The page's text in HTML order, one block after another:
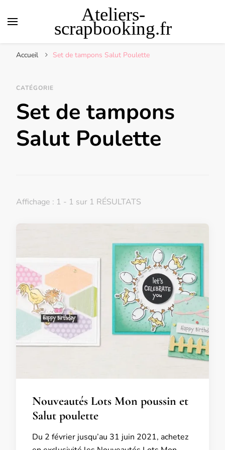
Ateliers-
scrapbooking.fr
Accueil Set de tampons Salut Poulette
CATÉGORIE
Set de tampons
Salut Poulette
Affichage : 1 - 1 sur 1 RÉSULTATS
Nouveautés Lots Mon poussin et
Salut poulette
Du 2 février jusqu’au 31 juin 2021, achetez